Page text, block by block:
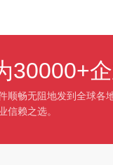
30000+
顺畅无阻地发到全球各
信赖之选。